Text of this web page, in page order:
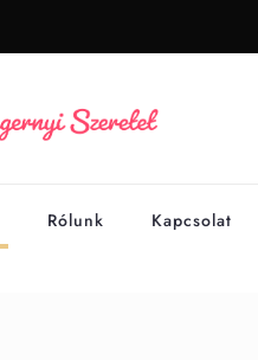
Rólunk Kapcsolat